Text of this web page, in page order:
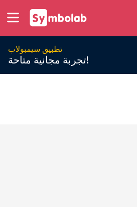
تطبيق سيمبولاب
تجربة مجانية متاحة!